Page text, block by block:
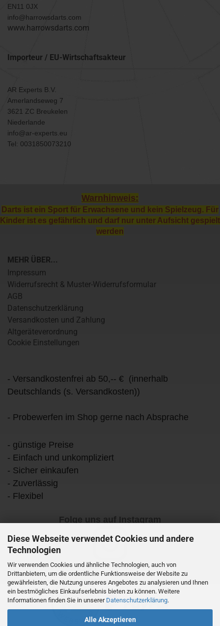
Diese Webseite verwendet Cookies und andere
Technologien
Wir verwenden Cookies und ähnliche Technologien, auch von
Drittanbietern, um die ordentliche Funktionsweise der Website zu
gewährleisten, die Nutzung unseres Angebotes zu analysieren und Ihnen
ein bestmögliches Einkaufserlebnis bieten zu können. Weitere
Informationen finden Sie in unserer Datenschutzerklärung.
Alle Akzeptieren
EN11 0JX
info@harrowsdarts.com
www.harrowsdarts.com
Importeur / EU-Wirtschaftsakteur
AR Experts B.V.
Amerlandseweg 7
3621 ZC Breukelen
Niederlande
info@ar-experts.eu
Tel: 0031850073210
Warnhinweis:
Darts ist ein Sport für Erwachsene und kein Spielzeug. Für
Kinder ist es gefährlich und darf nur unter Aufsicht gespielt
werden
MEHR ÜBER...
Impressum
Widerrufsrecht & Muster-Widerrufsformular
AGB
Datenschutzerklärung
Versandkosten und Zahlung
Altgeräteverordnung
Cookie Einstellungen
- Versandkostenfrei ab 50,-- € (innerhalb
Deutschlands (s. Versandkosten))
- Probewerfen im Shop gerne nach Absprache
- günstige Preise
- Einfach und unkompliziert
- Sicher einkaufen
- Zuverlässig
- Flexibel
Folge uns auf Instagram